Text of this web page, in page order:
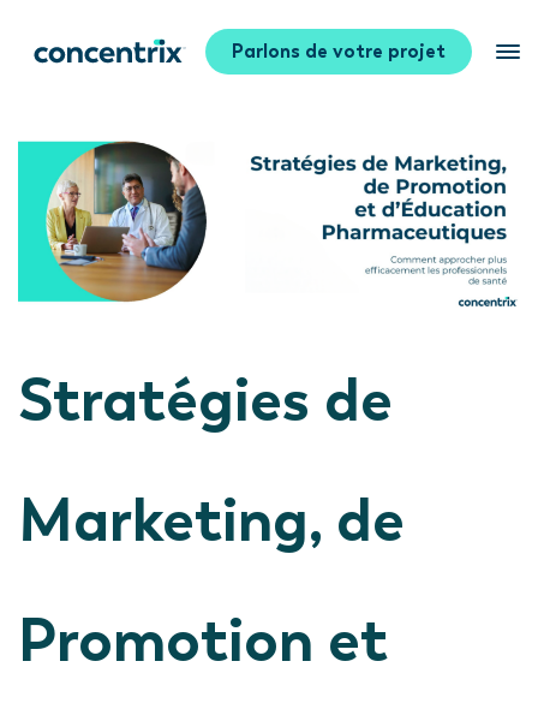
Parlons de votre projet
Stratégies de
Marketing, de
Promotion et